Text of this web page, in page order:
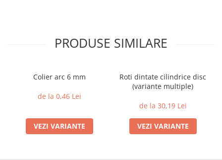
PRODUSE SIMILARE
Colier arc 6 mm
de la 0,46 Lei
VEZI VARIANTE
Roti dintate cilindrice disc
(variante multiple)
de la 30,19 Lei
VEZI VARIANTE